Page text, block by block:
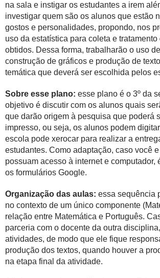
na sala e instigar os estudantes a irem
investigar quem são os alunos que estão
gostos e personalidades, propondo, nos
uso da estatística para coleta e
obtidos. Dessa forma, trabalharão o uso
construção de gráficos e produção de
temática que deverá ser escolhida pelos
Sobre esse plano: esse plano é o 3º da
objetivo é discutir com os alunos quais
que darão origem à pesquisa que poderá
impresso, ou seja, os alunos podem
escola pode xerocar para realizar a
estudantes. Como adaptação, caso você
possuam acesso à internet e computador,
os formulários Google.
Organização das aulas: essa sequência
no contexto de um único componente
relação entre Matemática e Português.
parceria com o docente da outra
atividades, de modo que ele fique
produção dos textos, quando houver a
na etapa final da atividade.